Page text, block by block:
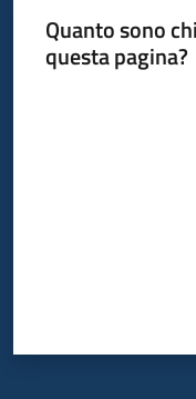
Quanto sono
questa pagina?